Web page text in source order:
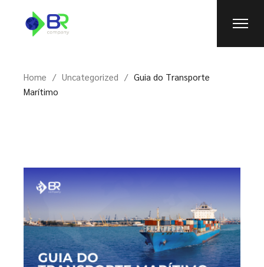
content
Home Uncategorized
Guia do Transporte
Marítimo